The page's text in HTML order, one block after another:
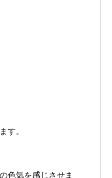
す。
色気を感じさせま